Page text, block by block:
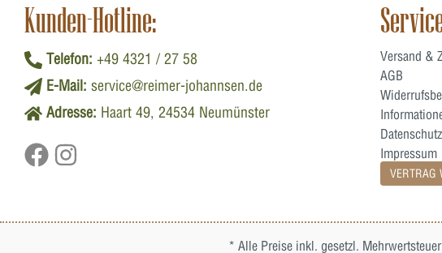
Kunden-Hotline:
Telefon: +49 4321 / 27 58
E-Mail: service@reimer-johannsen.de
Adresse: Haart 49, 24534 Neumünster
Versand &
AGB
Datenschutz
Impressum
VERTRAG
* Alle Preise inkl. gesetzl.